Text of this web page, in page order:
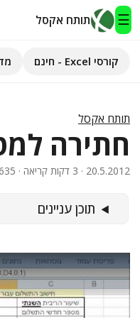
☰ תותח אקסל
קורסי Excel - חינם
תותח אקסל
חתירה
20.5.2012 · 3 דקות קריאה · 635 מילים · איל ברדוגו
תוכן עניינים